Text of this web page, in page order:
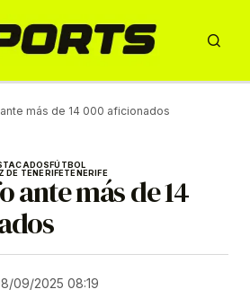
más de 14 000 aficionados
FÚTBOL
DE TENERIFETENERIFE
ante más de 14
09/2025 08:19